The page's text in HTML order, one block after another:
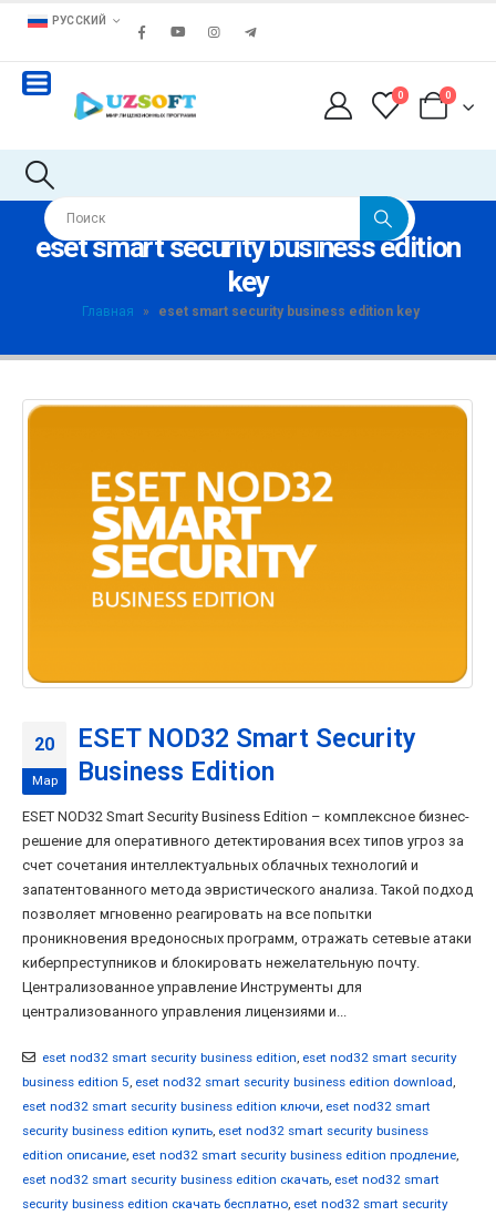
РУССКИЙ
0 0
eset smart security business edition
key
Главная » eset smart security business edition key
20
Мар
ESET NOD32 Smart Security
Business Edition
ESET NOD32 Smart Security Business Edition – комплексное бизнес-
решение для оперативного детектирования всех типов угроз за
счет сочетания интеллектуальных облачных технологий и
запатентованного метода эвристического анализа. Такой подход
позволяет мгновенно реагировать на все попытки
проникновения вредоносных программ, отражать сетевые атаки
киберпреступников и блокировать нежелательную почту.
Централизованное управление Инструменты для
централизованного управления лицензиями и...
eset nod32 smart security business edition eset nod32 smart security
business edition 5 eset nod32 smart security business edition download
eset nod32 smart security business edition ключи eset nod32 smart
security business edition купить eset nod32 smart security business
edition описание eset nod32 smart security business edition продление
eset nod32 smart security business edition скачать eset nod32 smart
security business edition скачать бесплатно eset nod32 smart security